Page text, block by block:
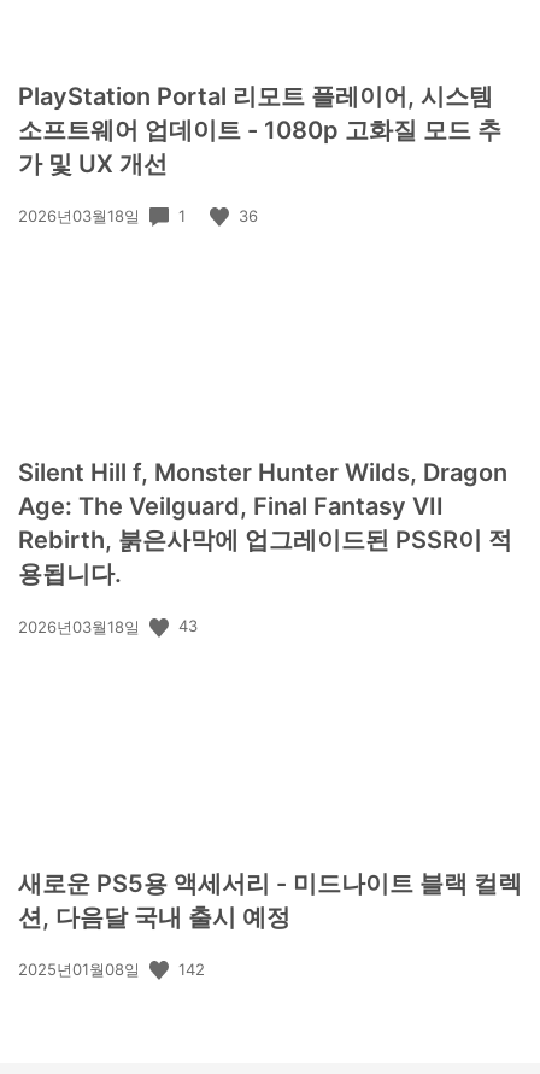
PlayStation Portal 리모트 플레이어, 시스템
소프트웨어 업데이트 - 1080p 고화질 모드 추
가 및 UX 개선
공
2026년03월18일 1 36
Silent Hill f, Monster Hunter Wilds, Dragon
Age: The Veilguard, Final Fantasy VII
Rebirth, 붉은사막에 업그레이드된 PSSR이 적
용됩니다.
공
2026년03월18일 43
새로운 PS5용 액세서리 - 미드나이트 블랙 컬렉
션, 다음달 국내 출시 예정
공
2025년01월08일 142